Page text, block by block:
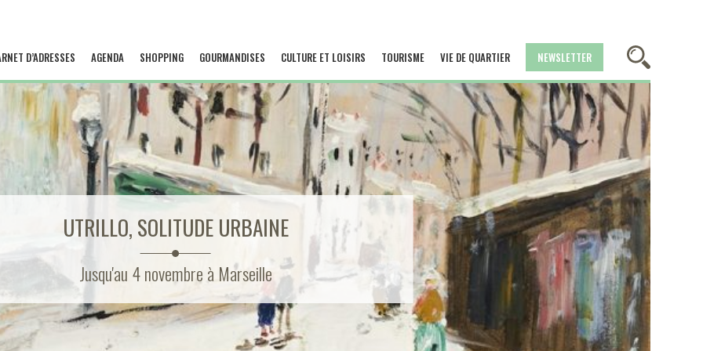
D’ADRESSES AGENDA SHOPPING GOURMANDISES CULTURE ET LOISIRS TOURISME VIE DE QUARTIER NEWSLETTER
UTRILLO, SOLITUDE URBAINE
Jusqu'au 4 novembre à Marseille